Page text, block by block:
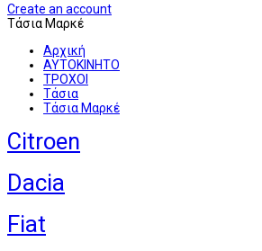
Create an account
Τάσια Μαρκέ
Αρχική
ΑΥΤΟΚΙΝΗΤΟ
ΤΡΟΧΟΙ
Τάσια
Τάσια Μαρκέ
Citroen
Dacia
Fiat